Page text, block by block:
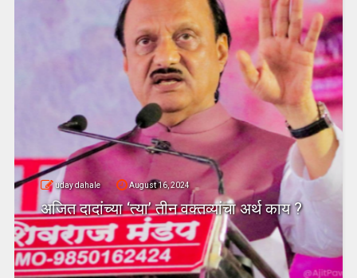
uday dahale August 16, 2024
अजित दादांच्या ‘त्या’ तीन वक्तव्यांचा अर्थ काय ?